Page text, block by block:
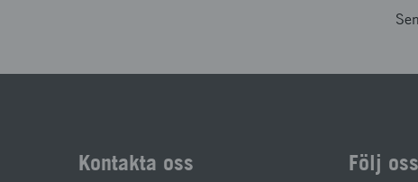
Kontakta oss Följ